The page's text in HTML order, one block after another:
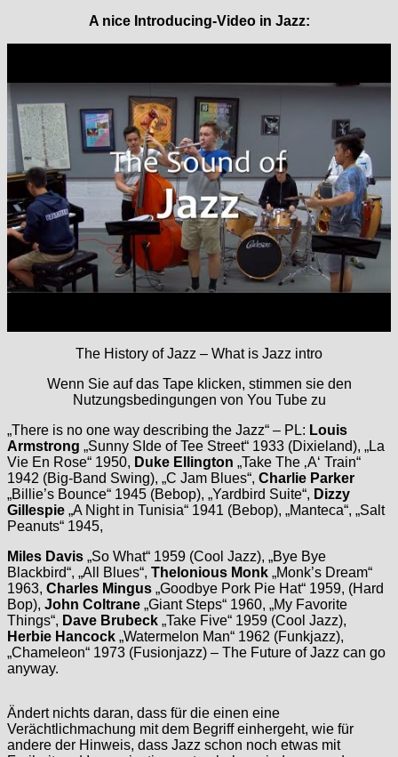
A nice Introducing-Video in Jazz:
The History of Jazz – What is Jazz intro
Wenn Sie auf das Tape klicken, stimmen sie den
Nutzungsbedingungen von You Tube zu
„There is no one way describing the Jazz“ – PL: Louis
Armstrong „Sunny SIde of Tee Street“ 1933 (Dixieland), „La
Vie En Rose“ 1950, Duke Ellington „Take The ‚A‘ Train“
1942 (Big-Band Swing), „C Jam Blues“, Charlie Parker
„Billie’s Bounce“ 1945 (Bebop), „Yardbird Suite“, Dizzy
Gillespie „A Night in Tunisia“ 1941 (Bebop), „Manteca“, „Salt
Peanuts“ 1945,
Miles Davis „So What“ 1959 (Cool Jazz), „Bye Bye
Blackbird“, „All Blues“, Thelonious Monk „Monk’s Dream“
1963, Charles Mingus „Goodbye Pork Pie Hat“ 1959, (Hard
Bop), John Coltrane „Giant Steps“ 1960, „My Favorite
Things“, Dave Brubeck „Take Five“ 1959 (Cool Jazz),
Herbie Hancock „Watermelon Man“ 1962 (Funkjazz),
„Chameleon“ 1973 (Fusionjazz) – The Future of Jazz can go
anyway.
Ändert nichts daran, dass für die einen eine
Verächtlichmachung mit dem Begriff einhergeht, wie für
andere der Hinweis, dass Jazz schon noch etwas mit